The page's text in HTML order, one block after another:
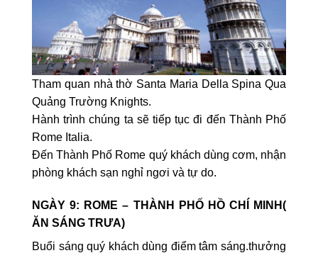
Tham quan nhà thờ Santa Maria Della Spina Qua
Quảng Trường Knights.
Hành trình chúng ta sẽ tiếp tục đi đến Thành Phố
Rome Italia.
Đến Thành Phố Rome quý khách dùng cơm, nhận
phòng khách sạn nghỉ ngơi và tự do.
NGÀY 9: ROME – THÀNH PHỐ HỒ CHÍ MINH(
ĂN SÁNG TRƯA)
Buổi sáng quý khách dùng điểm tâm sáng.thưởng